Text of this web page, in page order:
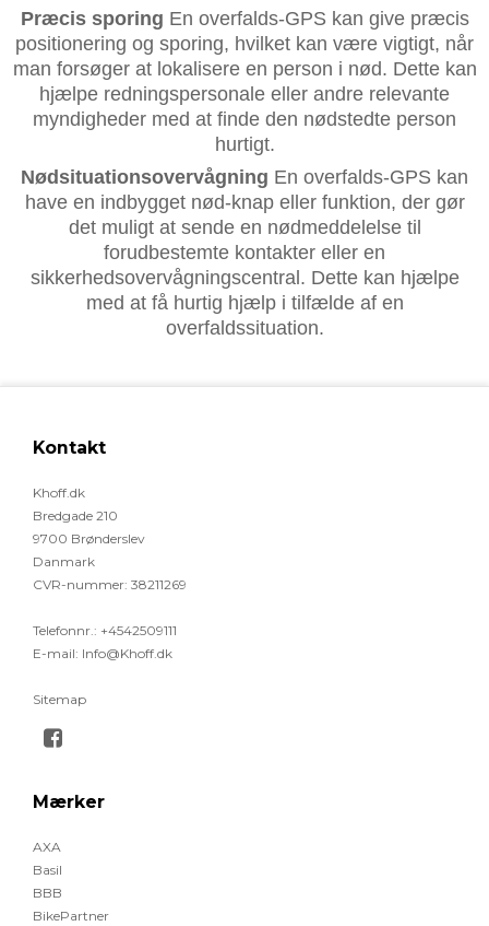
Præcis sporing En overfalds-GPS kan give præcis
positionering og sporing, hvilket kan være vigtigt, når
man forsøger at lokalisere en person i nød. Dette kan
hjælpe redningspersonale eller andre relevante
myndigheder med at finde den nødstedte person
hurtigt.
Nødsituationsovervågning En overfalds-GPS kan
have en indbygget nød-knap eller funktion, der gør
det muligt at sende en nødmeddelelse til
forudbestemte kontakter eller en
sikkerhedsovervågningscentral. Dette kan hjælpe
med at få hurtig hjælp i tilfælde af en
overfaldssituation.
Kontakt
Khoff.dk
Bredgade 210
9700 Brønderslev
Danmark
CVR-nummer: 38211269
Telefonnr.: +4542509111
E-mail: Info@Khoff.dk
Sitemap
Mærker
AXA
Basil
BBB
BikePartner